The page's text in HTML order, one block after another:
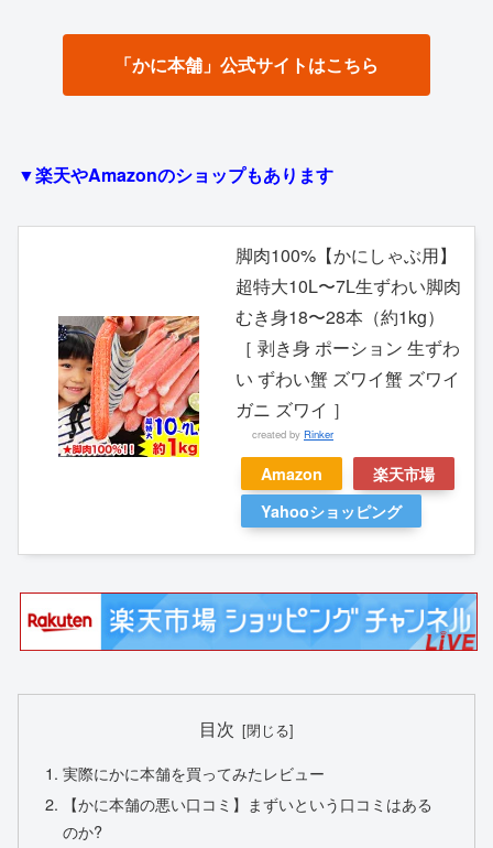
「かに本舗」公式サイトはこちら
▼楽天やAmazonのショップもあります
脚肉100%【かにしゃぶ用】
超特大10L〜7L生ずわい脚肉
むき身18〜28本（約1kg）
［ 剥き身 ポーション 生ずわ
い ずわい蟹 ズワイ蟹 ズワイ
ガニ ズワイ ］
created by Rinker
Amazon
楽天市場
Yahooショッピング
目次
実際にかに本舗を買ってみたレビュー
【かに本舗の悪い口コミ】まずいという口コミはある
のか?